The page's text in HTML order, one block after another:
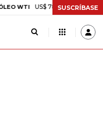
US$ 78,01 US$ 2,92 +3,89%
SUSCRÍBASE